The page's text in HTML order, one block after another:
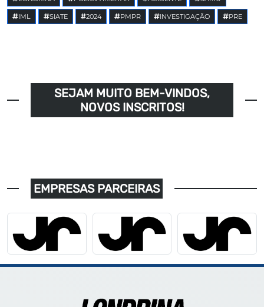
IML SIATE 2024 PMPR INVESTIGAÇÃO PRE
SEJAM MUITO BEM-VINDOS,
NOVOS INSCRITOS!
EMPRESAS PARCEIRAS